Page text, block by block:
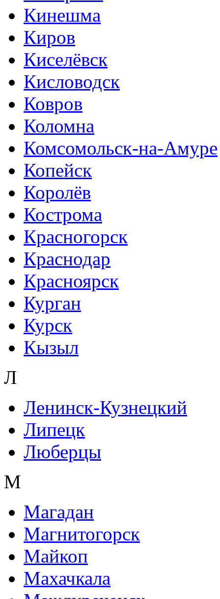
Кинешма
Киров
Киселёвск
Кисловодск
Ковров
Коломна
Комсомольск-на-Амуре
Копейск
Королёв
Кострома
Красногорск
Краснодар
Красноярск
Курган
Курск
Кызыл
Л
Ленинск-Кузнецкий
Липецк
Люберцы
М
Магадан
Магнитогорск
Майкоп
Махачкала